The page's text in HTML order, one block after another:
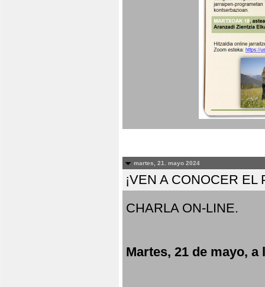
martes, 21. mayo 2024
¡VEN A CONOCER
CHARLA ON-LINE.
Martes, 21 de mayo, a